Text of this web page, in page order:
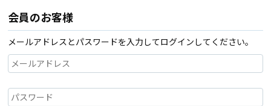
会員のお客様
メールアドレスとパスワードを入力してログインしてください。